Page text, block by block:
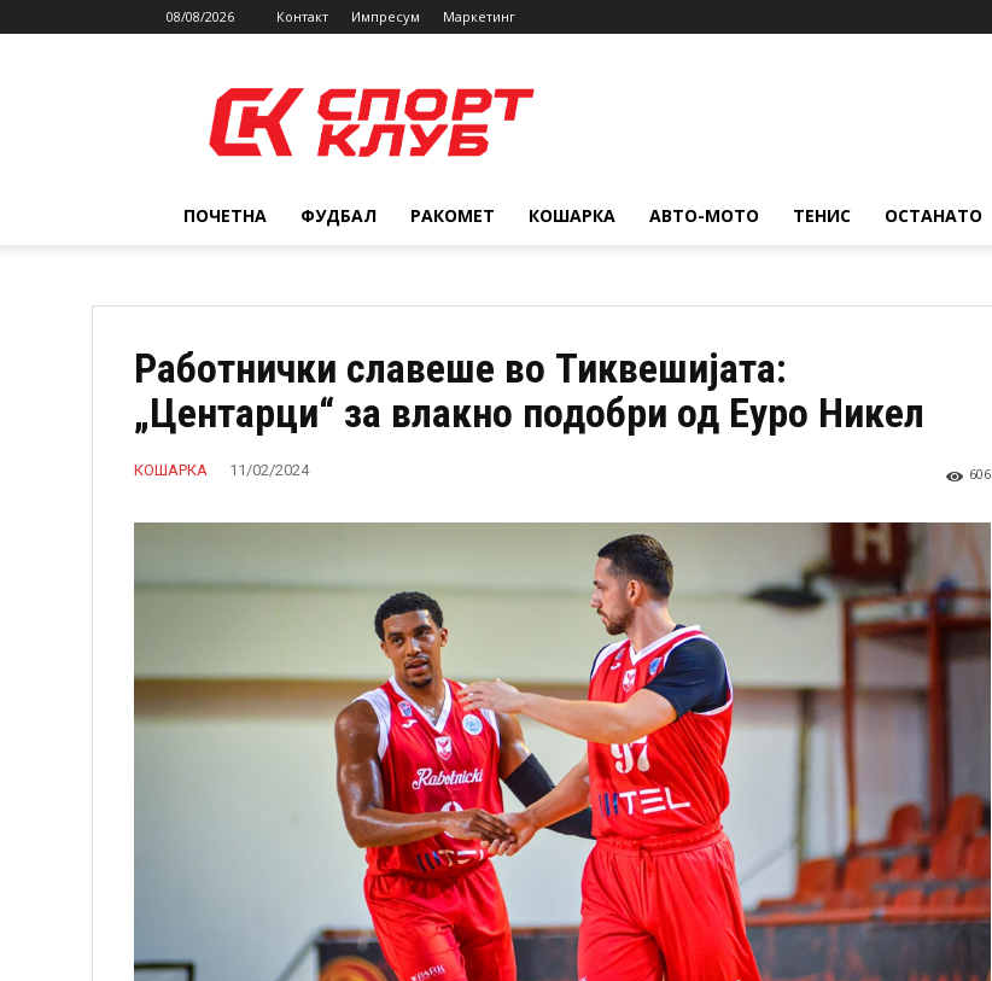
08/08/2026 Контакт Импресум Маркетинг
ПОЧЕТНА ФУДБАЛ РАКОМЕТ КОШАРКА АВТО-МОТО ТЕНИС ОСТАНАТО
Работнички славеше во Тиквешијата:
„Центарци“ за влакно подобри од Еуро Никел
КОШАРКА 11/02/2024 606